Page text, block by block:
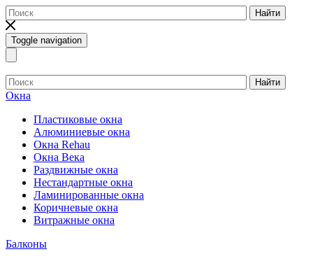
Найти
Toggle navigation
Найти
Окна
Пластиковые окна
Алюминиевые окна
Окна Rehau
Окна Века
Раздвижные окна
Нестандартные окна
Ламинированные окна
Коричневые окна
Витражные окна
Балконы